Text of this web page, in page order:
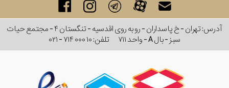
آدرس: تهران - خ پاسداران - رو به روی اقدسیه - تنگستان ۴ - مجتمع حیات
سبز - بال A - واحد ۷۱۱
تلفن:۰۲۱ - ۷۱۴ ۰۰۰ ۱۰